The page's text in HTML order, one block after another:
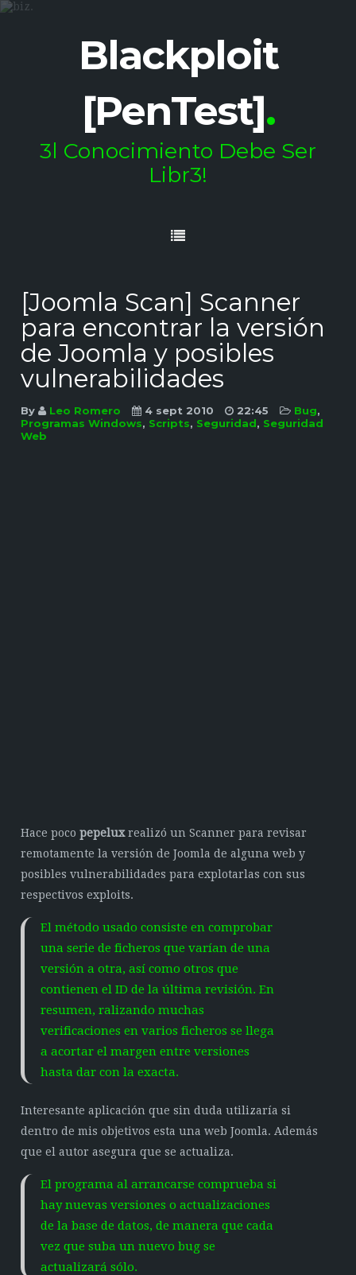
Blackploit
[PenTest].
3l Conocimiento Debe Ser
Libr3!
[Joomla Scan] Scanner
para encontrar la versión
de Joomla y posibles
vulnerabilidades
By Leo Romero 4 sept 2010 22:45 Bug,
Programas Windows, Scripts, Seguridad, Seguridad
Web
Hace pocopepeluxrealizó un Scanner para revisar
remotamente la versión de Joomla de alguna web y
posibles vulnerabilidades para explotarlas con sus
respectivos exploits.
El método usado consiste en comprobar
una serie de ficheros que varían de una
versión a otra, así como otros que
contienen el ID de la última revisión. En
resumen, ralizando muchas
verificaciones en varios ficheros se llega
a acortar el margen entre versiones
hasta dar con la exacta.
Interesante aplicación que sin duda utilizaría si
dentro de mis objetivos esta una web Joomla. Además
que el autor asegura que se actualiza.
El programa al arrancarse comprueba si
hay nuevas versiones o actualizaciones
de la base de datos, de manera que cada
vez que suba un nuevo bug se
actualizará sólo.